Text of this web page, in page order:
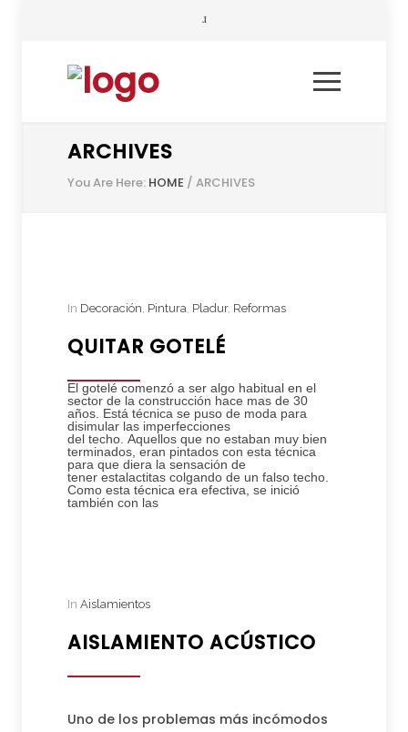
ARCHIVES
You Are Here: HOME / ARCHIVES
In Decoración, Pintura, Pladur, Reformas
QUITAR GOTELÉ
El gotelé comenzó a ser algo habitual en el
sector de la construcción hace mas de 30
años. Está técnica se puso de moda para
disimular las imperfecciones
del techo. Aquellos que no estaban muy bien
terminados, eran pintados con esta técnica
para que diera la sensación de
tener estalactitas colgando de un falso techo.
Como esta técnica era efectiva, se inició
también con las
In Aislamientos
AISLAMIENTO ACÚSTICO
Uno de los problemas más incómodos